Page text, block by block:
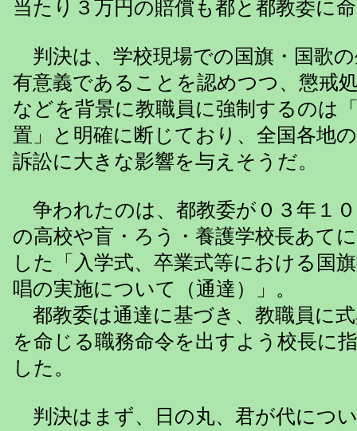
当たり３万円の賠償も都と都教委に
判決は、学校現場での国旗・国歌
有意義であることを認めつつ、懲戒
などを背景に教職員に強制するのは
置」と明確に断じており、全国各地
訴訟に大きな影響を与えそうだ。
争われたのは、都教委が０３年１
の高校や盲・ろう・養護学校長あて
した「入学式、卒業式等における国
唱の実施について（通達）」。
都教委は通達に基づき、教職員に
を命じる職務命令を出すよう校長に
した。
判決はまず、日の丸、君が代につ